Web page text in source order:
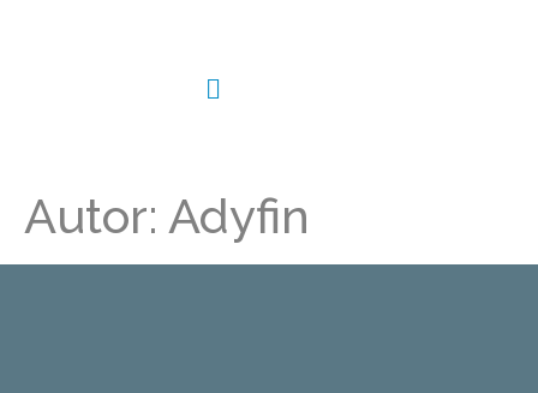
Autor: Adyfin